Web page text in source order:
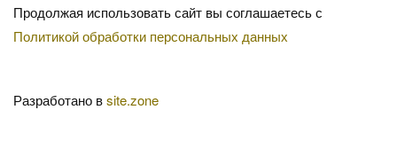
Продолжая использовать сайт вы соглашаетесь с
Политикой обработки персональных данных
Разработано вsite.zone